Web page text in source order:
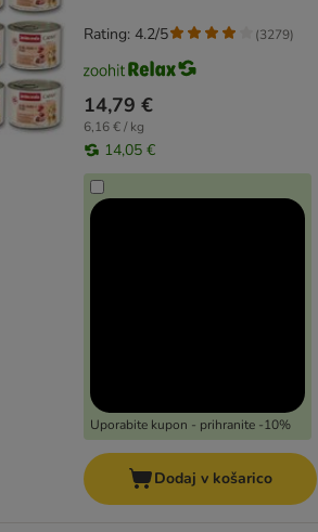
14,79 €
6,16 € / kg
14,05 €
Uporabite kupon - prihranite -10%
Rating: 4.2/5 (3279)
Dodaj v košarico